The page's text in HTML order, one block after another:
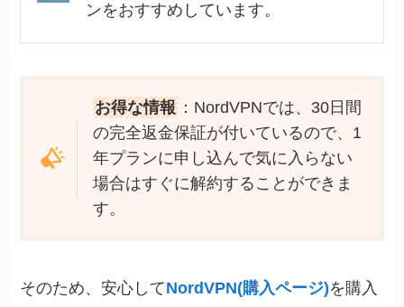
ンをおすすめしています。
お得な情報：NordVPNでは、30日間
の完全返金保証が付いているので、1
年プランに申し込んで気に入らない
場合はすぐに解約することができま
す。
そのため、安心してNordVPN(購入ページ)を購入